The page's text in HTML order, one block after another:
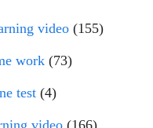
video (155)
work (73)
test (4)